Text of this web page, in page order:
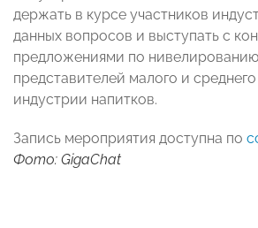
держать в курсе участников
данных вопросов и выступать с
предложениями по
представителей малого и
индустрии напитков.
Запись мероприятия доступна по
Фото: GigaChat